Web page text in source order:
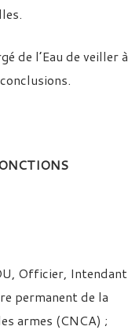
de l’Eau de veiller à
Officier, Intendant
permanent de la
armes (CNCA) ;